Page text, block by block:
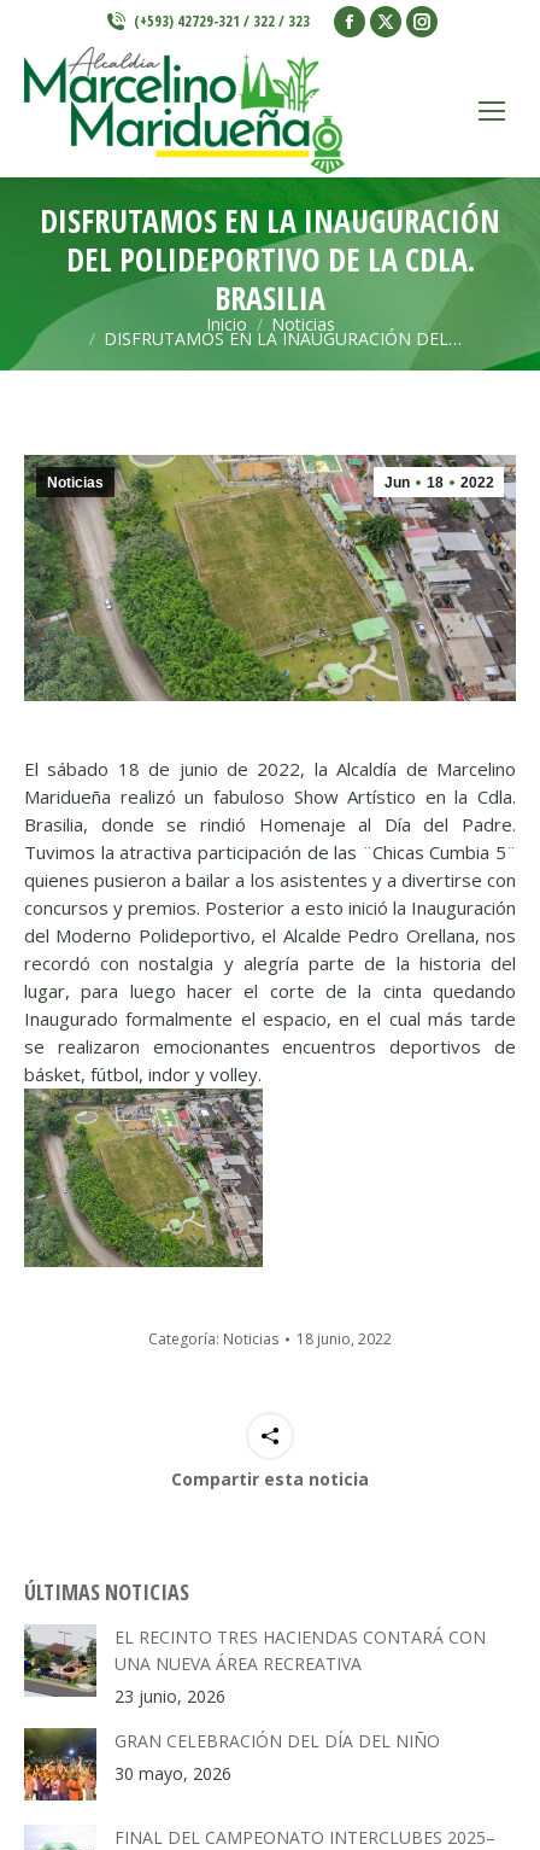
(+593) 42729-321 / 322 / 323
Facebook
window
X
window
Instagram
window
DISFRUTAMOS EN LA INAUGURACIÓN
DEL POLIDEPORTIVO DE LA CDLA.
BRASILIA
Estás aquí: Inicio Noticias
DISFRUTAMOS EN LA INAUGURACIÓN DEL…
Jun 18 2022
Noticias
El sábado 18 de junio de 2022, la Alcaldía de Marcelino
Maridueña realizó un fabuloso Show Artístico en la Cdla.
Brasilia, donde se rindió Homenaje al Día del Padre.
Tuvimos la atractiva participación de las ¨Chicas Cumbia 5¨
quienes pusieron a bailar a los asistentes y a divertirse con
concursos y premios. Posterior a esto inició la Inauguración
del Moderno Polideportivo, el Alcalde Pedro Orellana, nos
recordó con nostalgia y alegría parte de la historia del
lugar, para luego hacer el corte de la cinta quedando
Inaugurado formalmente el espacio, en el cual más tarde
se realizaron emocionantes encuentros deportivos de
básket, fútbol, indor y volley.
Categoría: Noticias 18 junio, 2022
Compartir esta noticia
ÚLTIMAS NOTICIAS
EL RECINTO TRES HACIENDAS CONTARÁ CON
UNA NUEVA ÁREA RECREATIVA
23 junio, 2026
GRAN CELEBRACIÓN DEL DÍA DEL NIÑO
30 mayo, 2026
FINAL DEL CAMPEONATO INTERCLUBES 2025–